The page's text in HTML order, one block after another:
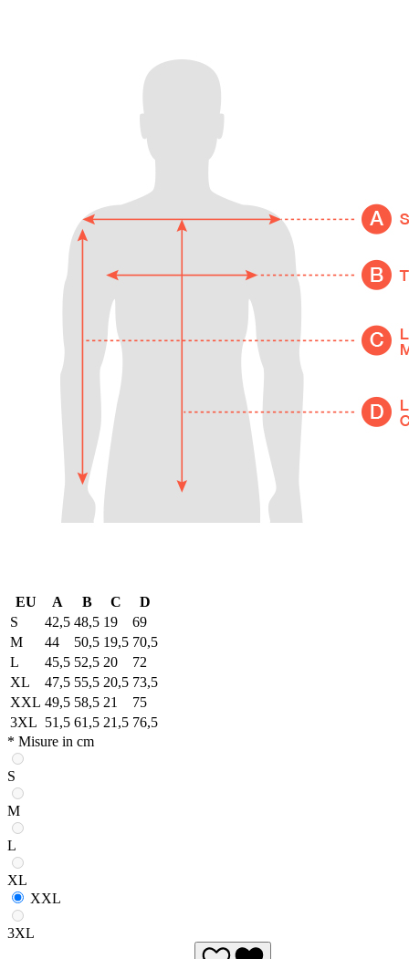
EU A B C
D
S
42,5 48,5 19
69
M
44 50,5 19,5 70,5
L
45,5 52,5 20
72
XL
47,5 55,5 20,5 73,5
XXL 49,5 58,5 21
75
3XL 51,5 61,5 21,5 76,5
* Misure in cm
S
M
L
XL
XXL
3XL